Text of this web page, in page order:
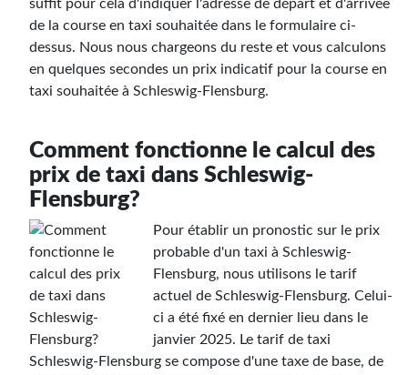
suffit pour cela d'indiquer l'adresse de départ et d'arrivée
de la course en taxi souhaitée dans le formulaire ci-
dessus. Nous nous chargeons du reste et vous calculons
en quelques secondes un prix indicatif pour la course en
taxi souhaitée à Schleswig-Flensburg.
Comment fonctionne le calcul des
prix de taxi dans Schleswig-
Flensburg?
Pour établir un pronostic sur le prix
probable d'un taxi à Schleswig-
Flensburg, nous utilisons le tarif
actuel de Schleswig-Flensburg. Celui-
ci a été fixé en dernier lieu dans le
janvier 2025. Le tarif de taxi
Schleswig-Flensburg se compose d'une taxe de base, de